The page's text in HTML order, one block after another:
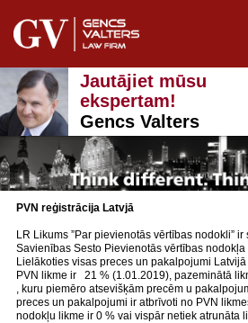
Jautājiet mūsu
ekspertam!
Gencs Valters
PVN reģistrācija Latvjā
LR Likums ”Par pievienotās vērtības nodokli”
Savienības Sesto Pievienotās vērtības nodokļa
Lielākoties visas preces un pakalpojumi
PVN likme ir 21 % (1.01.2019), pazeminātā
, kuru piemēro atsevišķām precēm u
preces un pakalpojumi ir atbrīvoti no PVN
nodokļu likme ir 0 % vai vispār netiek atrunāta